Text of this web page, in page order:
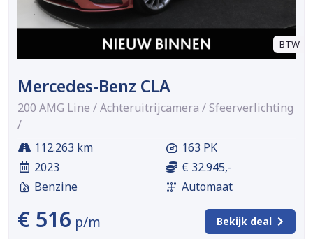
BTW
Mercedes-Benz CLA
200 AMG Line / Achteruitrijcamera / Sfeerverlichting
/
112.263 km
2023
Benzine
163 PK
€ 32.945,-
Automaat
€ 516 p/m Bekijk deal